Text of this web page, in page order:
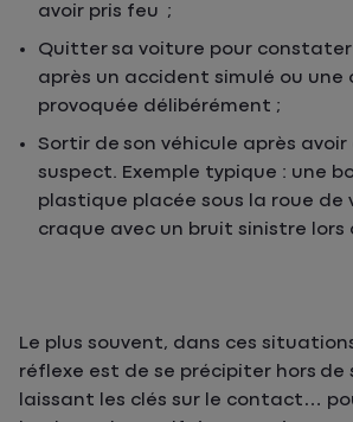
avoir pris feu ;
Quitter sa voiture pour
après un accident simulé ou une
provoquée délibérément ;
Sortir de son véhicule après
suspect. Exemple typique : une
plastique placée sous la roue de
craque avec un bruit sinistre lors
Le plus souvent, dans ces
réflexe est de se précipiter hors de
laissant les clés sur le contact…